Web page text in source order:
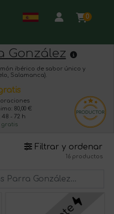
0
González
ibérico de sabor único y
Salamanca).
80,00 €
48 - 72 h
Filtrar y ordenar
16 productos